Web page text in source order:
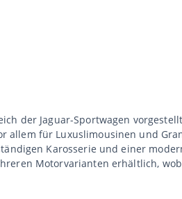
der Jaguar-Sportwagen
allem für Luxuslimousinen und
Karosserie und einer
Motorvarianten erhältlich,